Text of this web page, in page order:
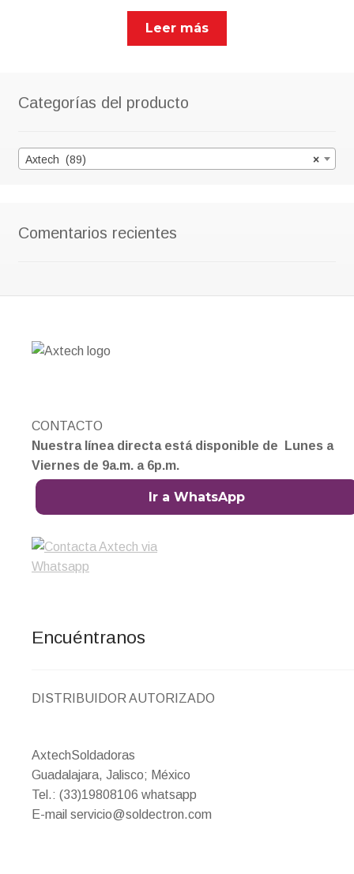
price
was:
Leer más
Categorías del producto
×
Axtech (89)
Comentarios recientes
CONTACTO
Nuestra línea directa está disponible de Lunes a
Viernes de 9a.m. a 6p.m.
Ir a WhatsApp
Encuéntranos
DISTRIBUIDOR AUTORIZADO
AxtechSoldadoras
Guadalajara, Jalisco; México
Tel.: (33)19808106 whatsapp
E-mail servicio@soldectron.com